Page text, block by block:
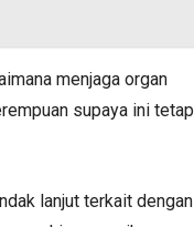
menjaga organ
supaya ini tetap
lanjut terkait dengan